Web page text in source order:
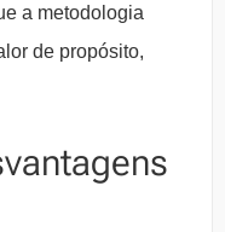
a metodologia
de propósito,